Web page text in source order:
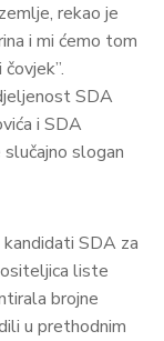
rekao je
i mi ćemo tom
SDA
i SDA
slogan
SDA za
liste
brojne
u prethodnim